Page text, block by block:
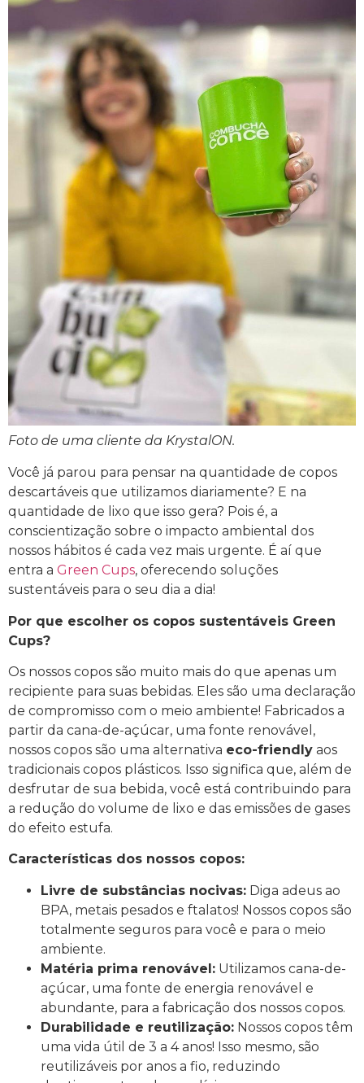
Foto de uma cliente da KrystalON.
Você já parou para pensar na quantidade de copos
descartáveis que utilizamos diariamente? E na
quantidade de lixo que isso gera? Pois é, a
conscientização sobre o impacto ambiental dos
nossos hábitos é cada vez mais urgente. É aí que
entra a Green Cups, oferecendo soluções
sustentáveis para o seu dia a dia!
Por que escolher os copos sustentáveis Green
Cups?
Os nossos copos são muito mais do que apenas um
recipiente para suas bebidas. Eles são uma declaração
de compromisso com o meio ambiente! Fabricados a
partir da cana-de-açúcar, uma fonte renovável,
nossos copos são uma alternativa eco-friendly aos
tradicionais copos plásticos. Isso significa que, além de
desfrutar de sua bebida, você está contribuindo para
a redução do volume de lixo e das emissões de gases
do efeito estufa.
Características dos nossos copos:
Livre de substâncias nocivas: Diga adeus ao
BPA, metais pesados e ftalatos! Nossos copos são
totalmente seguros para você e para o meio
ambiente.
Matéria prima renovável: Utilizamos cana-de-
açúcar, uma fonte de energia renovável e
abundante, para a fabricação dos nossos copos.
Durabilidade e reutilização: Nossos copos têm
uma vida útil de 3 a 4 anos! Isso mesmo, são
reutilizáveis por anos a fio, reduzindo